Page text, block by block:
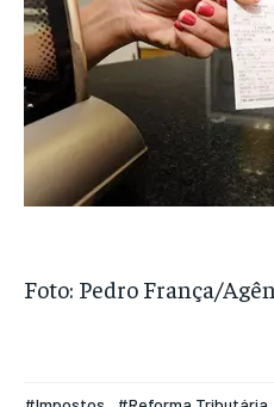
Foto: Pedro França/